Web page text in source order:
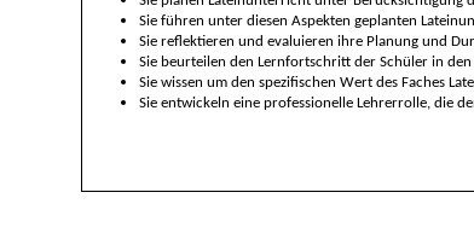
Sie führen unter diesen Aspekten geplanten
Sie reflektieren und evaluieren ihre Planung und
Sie beurteilen den Lernfortschritt der Schüler in
Sie wissen um den spezifischen Wert des Faches
Sie entwickeln eine professionelle Lehrerrolle, die